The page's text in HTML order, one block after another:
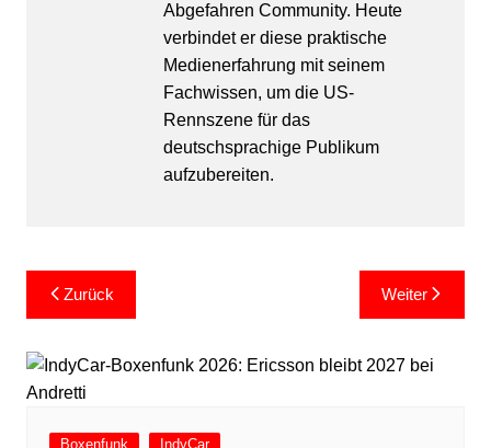
Abgefahren Community. Heute
verbindet er diese praktische
Medienerfahrung mit seinem
Fachwissen, um die US-
Rennszene für das
deutschsprachige Publikum
aufzubereiten.
Beitragsnavigation
Zurück Weiter
Boxenfunk IndyCar